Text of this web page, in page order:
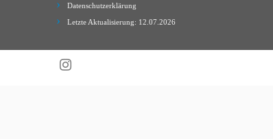
Datenschutzerklärung
Letzte Aktualisierung: 12.07.2026